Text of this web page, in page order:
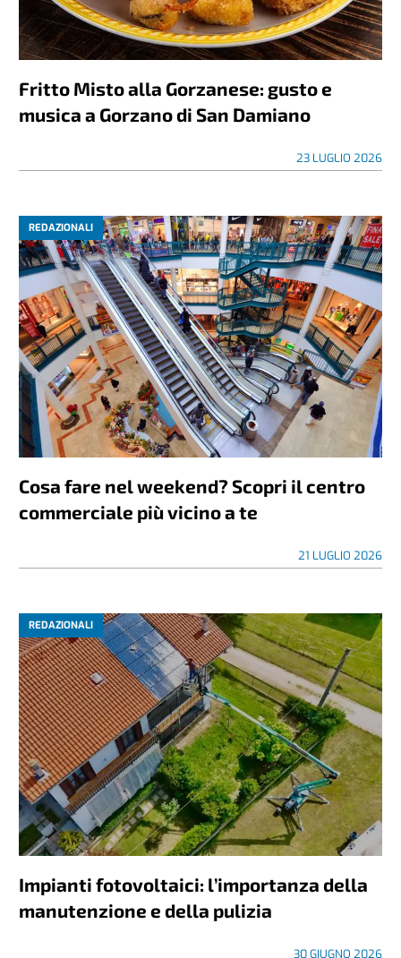
Fritto Misto alla Gorzanese: gusto e
musica a Gorzano di San Damiano
23 LUGLIO 2026
REDAZIONALI
Cosa fare nel weekend? Scopri il centro
commerciale più vicino a te
21 LUGLIO 2026
REDAZIONALI
Impianti fotovoltaici: l’importanza della
manutenzione e della pulizia
30 GIUGNO 2026